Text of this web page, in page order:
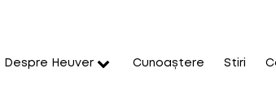
Despre Heuver Cunoaștere Stiri